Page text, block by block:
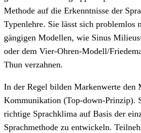
Methode auf die Erkenntnisse der
Typenlehre. Sie lässt sich problemlos
gängigen Modellen, wie Sinus
oder dem Vier-Ohren-Modell/
Thun verzahnen.
In der Regel bilden Markenwerte den
Kommunikation (Top-down-Prinzip).
richtige Sprachklima auf Basis der
Sprachmethode zu entwickeln.